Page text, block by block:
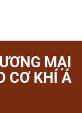
MẠI
CƠ KHÍ Á